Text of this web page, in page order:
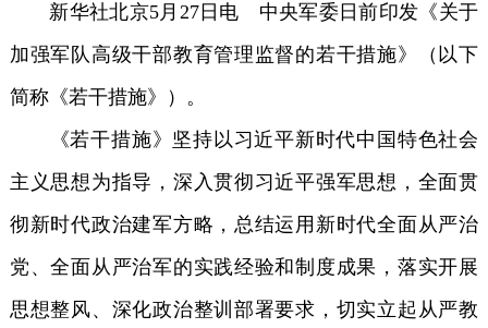
新华社北京5月27日电 中央军委日前印发《关于
加强军队高级干部教育管理监督的若干措施》（以下
简称《若干措施》）。
《若干措施》坚持以习近平新时代中国特色社会
主义思想为指导，深入贯彻习近平强军思想，全面贯
彻新时代政治建军方略，总结运用新时代全面从严治
党、全面从严治军的实践经验和制度成果，落实开展
思想整风、深化政治整训部署要求，切实立起从严教